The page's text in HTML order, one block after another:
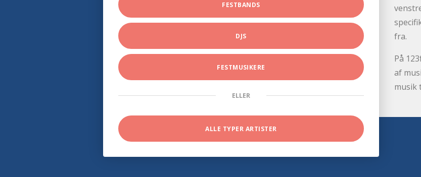
FESTBANDS
DJS
FESTMUSIKERE
ELLER
ALLE TYPER ARTISTER
fra.
På
af
musik